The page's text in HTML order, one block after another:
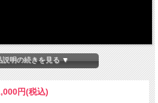
明の続きを見る ▼
円(税込)